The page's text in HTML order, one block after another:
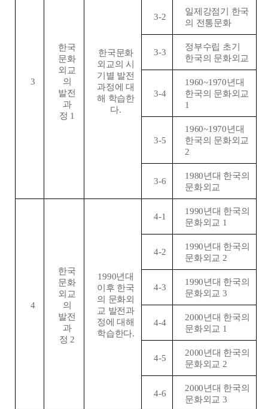
3
한국
문화
외교
의
발전
과
정 1
한국문화
외교의 시
기별 발전
과정에 대
해 학습한
다.
3-2
일제강점기 한국
의 전통문화
3-3
정부수립 초기
한국의 문화외교
3-4
1960~1970년대
한국의 문화외교
1
3-5
1960~1970년대
한국의 문화외교
2
3-6
1980년대 한국의
문화외교
4
한국
문화
외교
의
발전
과
정2
1990년대
이후 한국
의 문화외
교 발전과
정에 대해
학습한다.
4-1
1990년대 한국의
문화외교 1
4-2
1990년대 한국의
문화외교 2
4-3
1990년대 한국의
문화외교 3
4-4
2000년대 한국의
문화외교 1
4-5
2000년대 한국의
문화외교 2
4-6
2000년대 한국의
문화외교 3